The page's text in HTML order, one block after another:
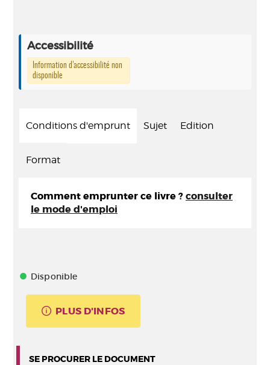
Accessibilité
Information d’accessibilité non
disponible
Conditions d'emprunt Sujet Edition
Format
Comment emprunter ce livre ? consulter
le mode d'emploi
Disponible
PLUS D'INFOS
SE PROCURER LE DOCUMENT